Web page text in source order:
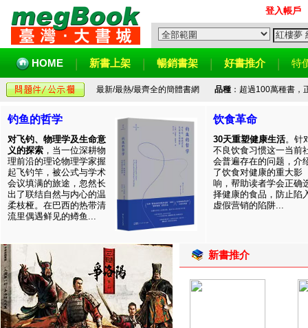
登入帳戶
HOME 新書上架 暢銷書架 好書推介 特
最新/最熱/最齊全的簡體書網 品種：超過100萬種書，
钓鱼的哲学
对飞钓、物理学及生命意
义的探索 ，当一位深耕物
理前沿的理论物理学家握
起飞钓竿，被公式与学术
会议填满的旅途，忽然长
出了联结自然与内心的温
柔枝桠。在巴西的热带清
流里偶遇鲜见的鳟鱼...
饮食革命
30天重塑健康生活。针
不良饮食习惯这一当前
会普遍存在的问题，介
了饮食对健康的重大影
响，帮助读者学会正确
择健康的食品，防止陷
虚假营销的陷阱...
新書推介